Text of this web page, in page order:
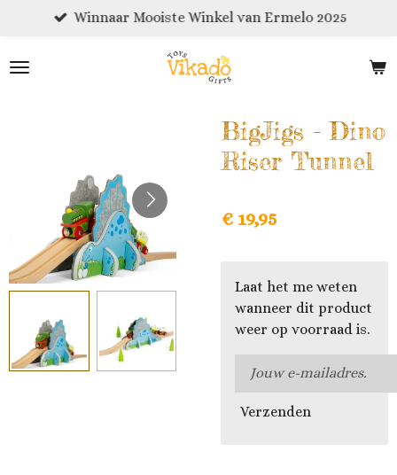
naar
Winnaar Mooiste Winkel van Ermelo 2025
BigJigs - Dino
Riser Tunnel
€ 19,95
Laat het me weten
wanneer dit product
weer op voorraad is.
Verzenden